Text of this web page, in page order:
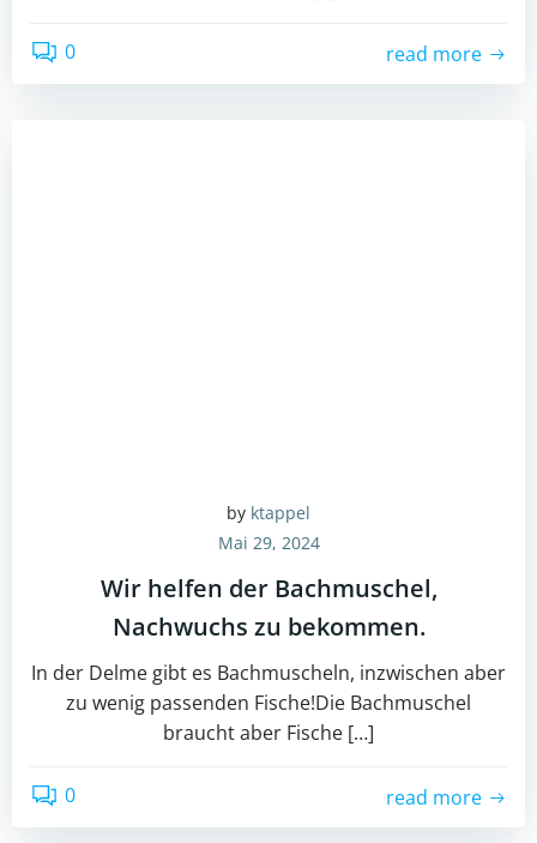
0 read more
by ktappel
Mai 29, 2024
Wir helfen der Bachmuschel,
Nachwuchs zu bekommen.
In der Delme gibt es Bachmuscheln, inzwischen aber
zu wenig passenden Fische!Die Bachmuschel
braucht aber Fische […]
0 read more